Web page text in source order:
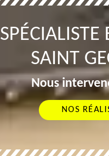
SAINT
Nous
NOS